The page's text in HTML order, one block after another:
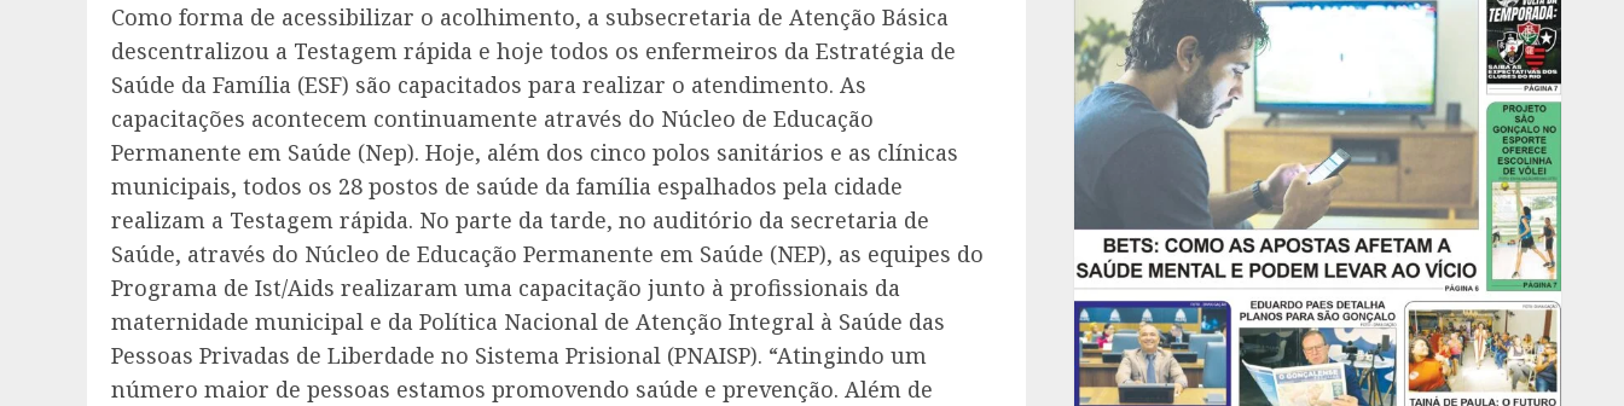
Como forma de acessibilizar o acolhimento, a subsecretaria de Atenção Básica
descentralizou a Testagem rápida e hoje todos os enfermeiros da Estratégia de
Saúde da Família (ESF) são capacitados para realizar o atendimento. As
capacitações acontecem continuamente através do Núcleo de Educação
Permanente em Saúde (Nep). Hoje, além dos cinco polos sanitários e as clínicas
municipais, todos os 28 postos de saúde da família espalhados pela cidade
realizam a Testagem rápida. No parte da tarde, no auditório da secretaria de
Saúde, através do Núcleo de Educação Permanente em Saúde (NEP), as equipes do
Programa de Ist/Aids realizaram uma capacitação junto à profissionais da
maternidade municipal e da Política Nacional de Atenção Integral à Saúde das
Pessoas Privadas de Liberdade no Sistema Prisional (PNAISP). “Atingindo um
número maior de pessoas estamos promovendo saúde e prevenção. Além de